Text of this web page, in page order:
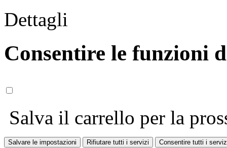
Dettagli
Consentire le funzioni
Salva il carrello per la
Salvare le impostazioni Rifiutare tutti i servizi Consentire tutti i